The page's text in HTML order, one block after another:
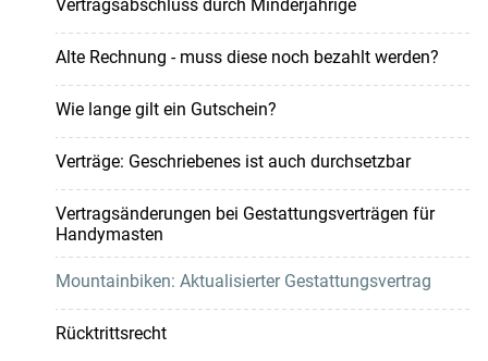
Vertragsabschluss durch Minderjährige
Alte Rechnung - muss diese noch bezahlt werden?
Wie lange gilt ein Gutschein?
Verträge: Geschriebenes ist auch durchsetzbar
Vertragsänderungen bei Gestattungsverträgen für
Handymasten
Mountainbiken: Aktualisierter Gestattungsvertrag
Rücktrittsrecht